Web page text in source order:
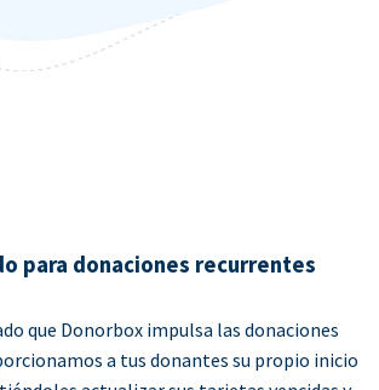
para donaciones recurrentes
que Donorbox impulsa las donaciones
a tus donantes su propio inicio